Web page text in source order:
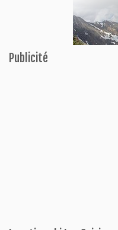
Publicité